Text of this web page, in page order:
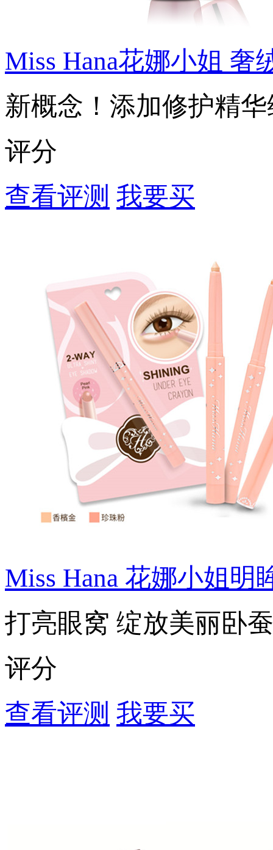
Miss Hana花娜小姐 奢
新概念！添加修护精
评分
查看评测 我要买
Miss Hana 花娜小姐明
打亮眼窝 绽放美丽卧
评分
查看评测 我要买